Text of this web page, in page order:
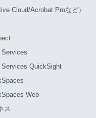
ーII」との認証連携を設定し
フローIIがSAMLで認証する
Cloud/Acrobat Proなど）
QuickSight
Web
ス